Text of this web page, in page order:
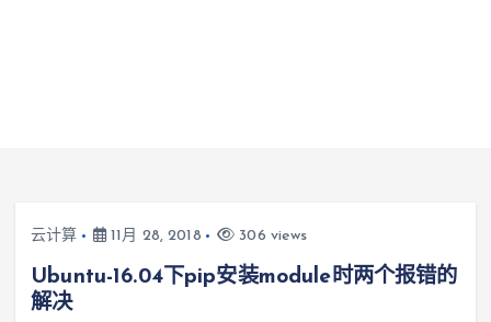
云计算 11月 28, 2018 306 views
Ubuntu-16.04下pip安装module时两个报错的
解决